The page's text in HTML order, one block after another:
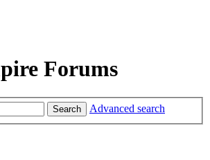
Forums
Search Advanced search